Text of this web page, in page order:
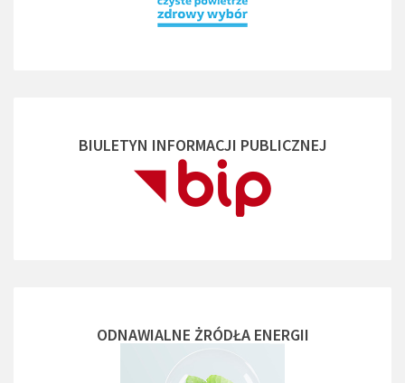
BIULETYN INFORMACJI PUBLICZNEJ
ODNAWIALNE ŻRÓDŁA ENERGII